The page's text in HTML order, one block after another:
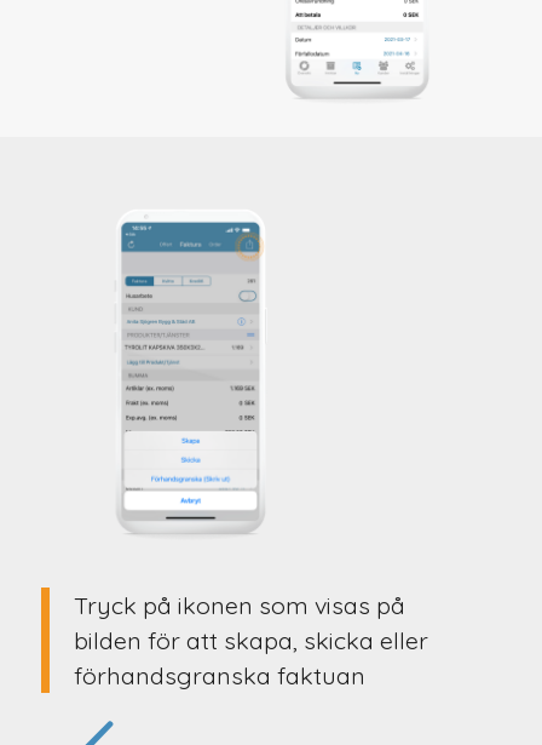
Tryck på ikonen som visas på
bilden för att skapa, skicka eller
förhandsgranska faktuan